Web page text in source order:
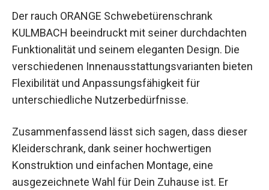
Der rauch ORANGE Schwebetürenschrank
KULMBACH beeindruckt mit seiner durchdachten
Funktionalität und seinem eleganten Design. Die
verschiedenen Innenausstattungsvarianten bieten
Flexibilität und Anpassungsfähigkeit für
unterschiedliche Nutzerbedürfnisse.
Zusammenfassend lässt sich sagen, dass dieser
Kleiderschrank, dank seiner hochwertigen
Konstruktion und einfachen Montage, eine
ausgezeichnete Wahl für Dein Zuhause ist. Er